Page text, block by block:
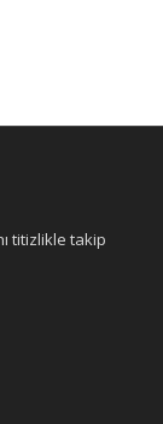
titizlikle takip